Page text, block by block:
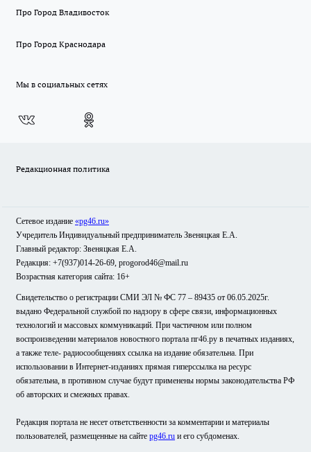
Про Город Владивосток
Про Город Краснодара
Мы в социальных сетях
Редакционная политика
Сетевое издание «pg46.ru»
Учредитель Индивидуальный предприниматель Звеняцкая Е.А.
Главный редактор: Звеняцкая Е.А.
Редакция: +7(937)014-26-69, progorod46@mail.ru
Возрастная категория сайта: 16+
Свидетельство о регистрации СМИ ЭЛ № ФС 77 – 89435 от 06.05.2025г.
выдано Федеральной службой по надзору в сфере связи, информационных
технологий и массовых коммуникаций. При частичном или полном
воспроизведении материалов новостного портала пг46.ру в печатных изданиях,
а также теле- радиосообщениях ссылка на издание обязательна. При
использовании в Интернет-изданиях прямая гиперссылка на ресурс
обязательна, в противном случае будут применены нормы законодательства РФ
об авторских и смежных правах.
Редакция портала не несет ответственности за комментарии и материалы
пользователей, размещенные на сайте pg46.ru и его субдоменах.